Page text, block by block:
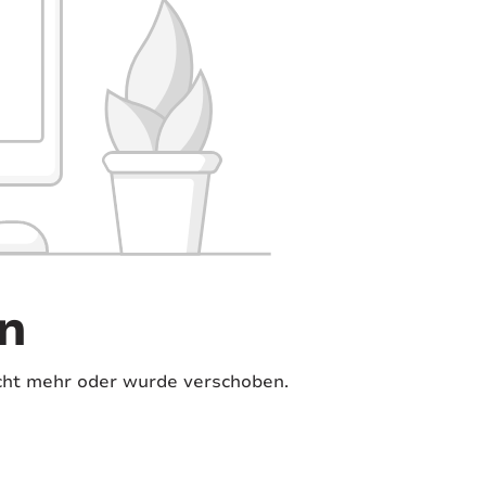
mehr oder wurde verschoben.